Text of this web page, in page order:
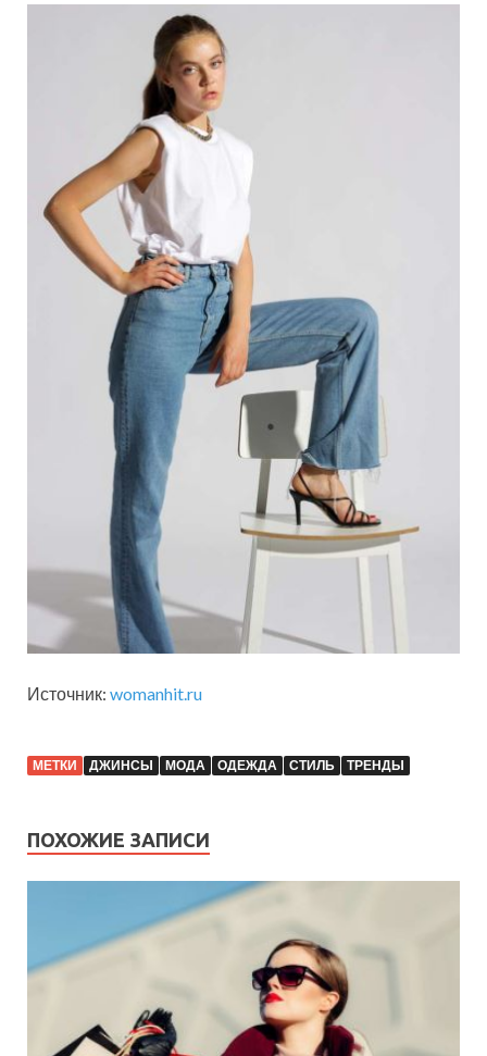
Источник: womanhit.ru
МЕТКИ ДЖИНСЫ МОДА ОДЕЖДА СТИЛЬ ТРЕНДЫ
ПОХОЖИЕ ЗАПИСИ